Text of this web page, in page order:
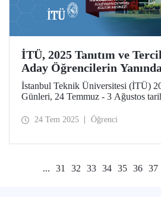
İTÜ, 2025 Tanıtım ve
Aday Öğrencilerin
İstanbul Teknik Üniversitesi (İTÜ)
Günleri, 24 Temmuz - 3 Ağustos
yerleşkelerine bekliyor.
24 Tem 2025 Öğrenci
... 31 32 33 34 35 36 37